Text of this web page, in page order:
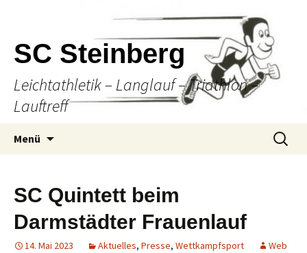
SC Steinberg
Leichtathletik – Langlauf – Triathlon –
Lauftreff
Menü
Suche
nach:
SC Quintett beim
Darmstädter Frauenlauf
14. Mai 2023 Aktuelles, Presse, Wettkampfsport
Web